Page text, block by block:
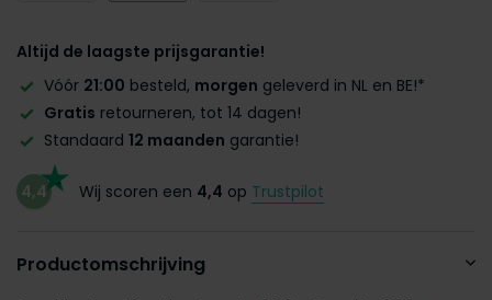
Altijd de laagste prijsgarantie!
Vóór 21:00 besteld, morgen geleverd in NL en BE!*
Gratis retourneren, tot 14 dagen!
Standaard 12 maanden garantie!
4,4 Wij scoren een 4,4 op Trustpilot
Productomschrijving